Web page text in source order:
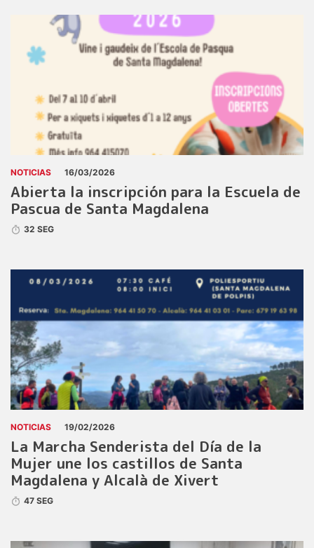
NOTICIAS 16/03/2026
Abierta la inscripción para la Escuela de
Pascua de Santa Magdalena
32 SEG
NOTICIAS 19/02/2026
La Marcha Senderista del Día de la
Mujer une los castillos de Santa
Magdalena y Alcalà de Xivert
47 SEG